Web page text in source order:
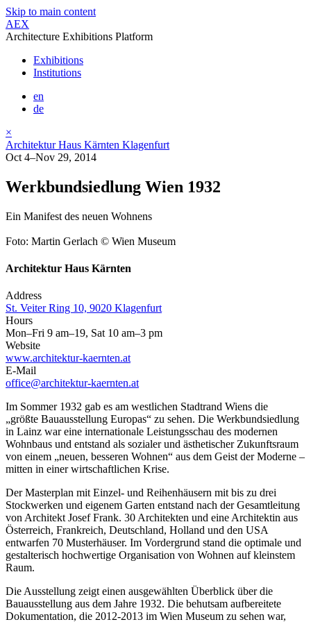
Skip to main content
AEX
Architecture Exhibitions Platform
Exhibitions
Institutions
en
de
×
Architektur Haus Kärnten Klagenfurt
Oct 4–Nov 29, 2014
Werkbundsiedlung Wien 1932
Ein Manifest des neuen Wohnens
Foto: Martin Gerlach © Wien Museum
Architektur Haus Kärnten
Address
St. Veiter Ring 10, 9020 Klagenfurt
Hours
Mon–Fri 9 am–19, Sat 10 am–3 pm
Website
www.architektur-kaernten.at
E-Mail
office@architektur-kaernten.at
Im Sommer 1932 gab es am westlichen Stadtrand Wiens die
„größte Bauausstellung Europas“ zu sehen. Die Werkbundsiedlung
in Lainz war eine internationale Leistungsschau des modernen
Wohnbaus und entstand als sozialer und ästhetischer Zukunftsraum
von einem „neuen, besseren Wohnen“ aus dem Geist der Moderne –
mitten in einer wirtschaftlichen Krise.
Der Masterplan mit Einzel- und Reihenhäusern mit bis zu drei
Stockwerken und eigenem Garten entstand nach der Gesamtleitung
von Architekt Josef Frank. 30 Architekten und eine Architektin aus
Österreich, Frankreich, Deutschland, Holland und den USA
entwarfen 70 Musterhäuser. Im Vordergrund stand die optimale und
gestalterisch hochwertige Organisation von Wohnen auf kleinstem
Raum.
Die Ausstellung zeigt einen ausgewählten Überblick über die
Bauausstellung aus dem Jahre 1932. Die behutsam aufbereitete
Dokumentation, die 2012-2013 im Wien Museum zu sehen war,